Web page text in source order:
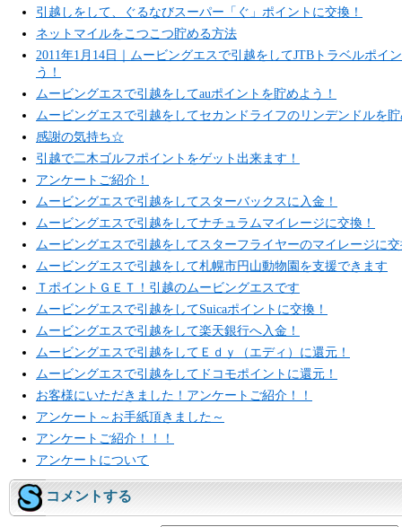
引越しをして、ぐるなびスーパー「ぐ」ポイントに交換！
ネットマイルをこつこつ貯める方法
2011年1月14日｜ムービングエスで引越をしてJTBトラベルポイ
う！
ムービングエスで引越をしてauポイントを貯めよう！
ムービングエスで引越をしてセカンドライフのリンデンドルを
感謝の気持ち☆
引越で二木ゴルフポイントをゲット出来ます！
アンケートご紹介！
ムービングエスで引越をしてスターバックスに入金！
ムービングエスで引越をしてナチュラムマイレージに交換！
ムービングエスで引越をしてスターフライヤーのマイレージに
ムービングエスで引越をして札幌市円山動物園を支援できます
ＴポイントＧＥＴ！引越のムービングエスです
ムービングエスで引越をしてSuicaポイントに交換！
ムービングエスで引越をして楽天銀行へ入金！
ムービングエスで引越をしてＥｄｙ（エディ）に還元！
ムービングエスで引越をしてドコモポイントに還元！
お客様にいただきました！アンケートご紹介！！
アンケート～お手紙頂きました～
アンケートご紹介！！！
アンケートについて
コメントする